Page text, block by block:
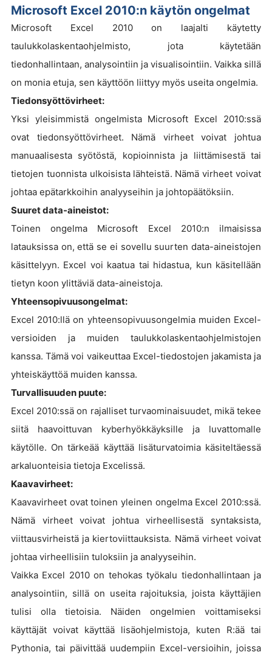
Microsoft Excel 2010:n käytön ongelmat
Microsoft Excel 2010 on laajalti käytetty
taulukkolaskentaohjelmisto, jota käytetään
tiedonhallintaan, analysointiin ja visualisointiin. Vaikka sillä
on monia etuja, sen käyttöön liittyy myös useita ongelmia.
Tiedonsyöttövirheet:
Yksi yleisimmistä ongelmista Microsoft Excel 2010:ssä
ovat tiedonsyöttövirheet. Nämä virheet voivat johtua
manuaalisesta syötöstä, kopioinnista ja liittämisestä tai
tietojen tuonnista ulkoisista lähteistä. Nämä virheet voivat
johtaa epätarkkoihin analyyseihin ja johtopäätöksiin.
Suuret data-aineistot:
Toinen ongelma Microsoft Excel 2010:n ilmaisissa
latauksissa on, että se ei sovellu suurten data-aineistojen
käsittelyyn. Excel voi kaatua tai hidastua, kun käsitellään
tietyn koon ylittäviä data-aineistoja.
Yhteensopivuusongelmat:
Excel 2010:llä on yhteensopivuusongelmia muiden Excel-
versioiden ja muiden taulukkolaskentaohjelmistojen
kanssa. Tämä voi vaikeuttaa Excel-tiedostojen jakamista ja
yhteiskäyttöä muiden kanssa.
Turvallisuuden puute:
Excel 2010:ssä on rajalliset turvaominaisuudet, mikä tekee
siitä haavoittuvan kyberhyökkäyksille ja luvattomalle
käytölle. On tärkeää käyttää lisäturvatoimia käsiteltäessä
arkaluonteisia tietoja Excelissä.
Kaavavirheet:
Kaavavirheet ovat toinen yleinen ongelma Excel 2010:ssä.
Nämä virheet voivat johtua virheellisestä syntaksista,
viittausvirheistä ja kiertoviittauksista. Nämä virheet voivat
johtaa virheellisiin tuloksiin ja analyyseihin.
Vaikka Excel 2010 on tehokas työkalu tiedonhallintaan ja
analysointiin, sillä on useita rajoituksia, joista käyttäjien
tulisi olla tietoisia. Näiden ongelmien voittamiseksi
käyttäjät voivat käyttää lisäohjelmistoja, kuten R:ää tai
Pythonia, tai päivittää uudempiin Excel-versioihin, joissa